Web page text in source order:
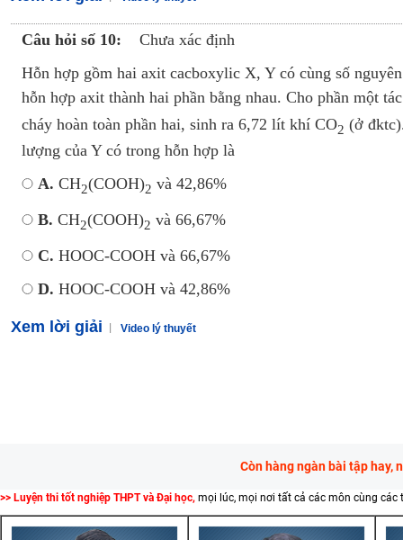
Câu hỏi số 10:
Chưa xác định
Hỗn hợp gồm hai axit cacboxylic X, Y có cùng số
hỗn hợp axit thành hai phần bằng nhau. Cho phần một
cháy hoàn toàn phần hai, sinh ra 6,72 lít khí CO2 (ở
lượng của Y có trong hỗn hợp là
A. CH2(COOH)2 và 42,86%
B. CH2(COOH)2 và 66,67%
C. HOOC-COOH và 66,67%
D. HOOC-COOH và 42,86%
Xem lời giải Video lý thuyết
Còn hàng ngàn bài tập hay,
>> Luyện thi tốt nghiệp THPT và Đại học, mọi lúc, mọi nơi tất cả các môn cùng các